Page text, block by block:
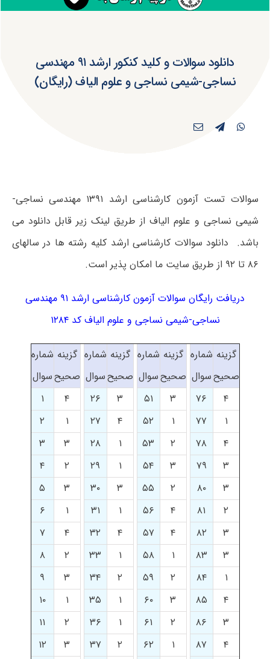
دانلود سوالات و کلید کنکور ارشد ۹۱ مهندسی
نساجی-شیمی نساجی و علوم الیاف (رایگان)
سوالات تست آزمون کارشناسی ارشد ۱۳۹۱ مهندسی نساجی-
شیمی نساجی و علوم الیاف از طریق لینک زیر قابل دانلود می
باشد. دانلود سوالات کارشناسی ارشد کلیه رشته ها در سالهای
۸۶ تا ۹۲ از طریق سایت ما امکان پذیر است.
دریافت رایگان سوالات آزمون کارشناسی ارشد ۹۱ مهندسی
نساجی-شیمی نساجی و علوم الیاف کد ۱۲۸۴
گزینه
صحیح
شماره
سوال
گزینه
صحیح
شماره
سوال
گزینه
صحیح
شماره
سوال
گزینه
صحیح
شماره
سوال
۴
۷۶ ۳ ۵۱ ۳ ۲۶ ۴
۱
۱
۷۷ ۱ ۵۲ ۴ ۲۷ ۱
۲
۴
۷۸ ۲ ۵۳ ۱ ۲۸ ۳
۳
۳
۷۹ ۳ ۵۴ ۱ ۲۹ ۲
۴
۳
۸۰ ۲ ۵۵ ۳ ۳۰ ۳
۵
۲
۸۱ ۴ ۵۶ ۱ ۳۱ ۱
۶
۳
۸۲ ۴ ۵۷ ۴ ۳۲ ۴
۷
۳
۸۳ ۱ ۵۸ ۱ ۳۳ ۲
۸
۱
۸۴ ۲ ۵۹ ۲ ۳۴ ۳
۹
۴
۸۵ ۳ ۶۰ ۱ ۳۵ ۱
۱۰
۳
۸۶ ۲ ۶۱ ۱ ۳۶ ۲
۱۱
۴
۸۷ ۱ ۶۲ ۲ ۳۷ ۳
۱۲